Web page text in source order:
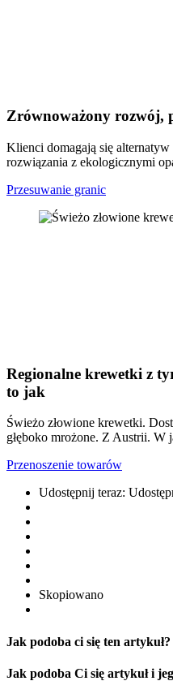
Zrównoważony rozwój,
Klienci domagają się
rozwiązania z ekologicznymi
Przesuwanie granic
Regionalne krewetki z
to jak
Świeżo złowione krewetki.
głęboko mrożone. Z Austrii. W
Przenoszenie towarów
Udostępnij teraz:
Skopiowano
Jak podoba ci się ten artykuł?
Jak podoba Ci się artykuł i